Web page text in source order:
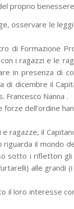
proprio
osservare le
di Formazione
i ragazzi e le
in presenza di
dicembre il
Francesco Nanna .
dell’ordine
ragazze, il
il mondo
sotto i riflettori
alle grandi
il loro interesse